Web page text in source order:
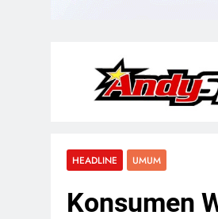
HEADLINE UMUM
Konsumen